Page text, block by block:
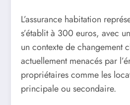
L’assurance habitation
s’établit à 300 euros, avec
un contexte de changement
actuellement menacés par
propriétaires comme les
principale ou secondaire.